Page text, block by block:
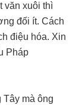
văn xuôi thì
đối ít. Cách
điệu hóa. Xin
Pháp
mà ông